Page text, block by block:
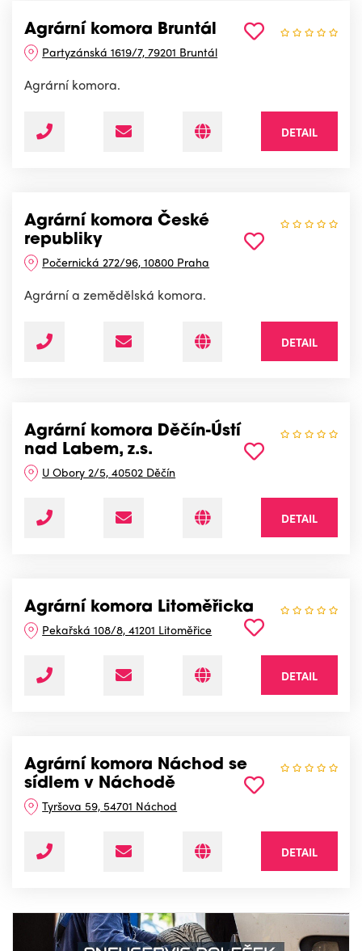
Agrární komora Bruntál
Partyzánská 1619/7, 79201 Bruntál
Agrární komora.
DETAIL
Agrární komora České
republiky
Počernická 272/96, 10800 Praha
Agrární a zemědělská komora.
DETAIL
Agrární komora Děčín-Ústí
nad Labem, z.s.
U Obory 2/5, 40502 Děčín
DETAIL
Agrární komora Litoměřicka
Pekařská 108/8, 41201 Litoměřice
DETAIL
Agrární komora Náchod se
sídlem v Náchodě
Tyršova 59, 54701 Náchod
DETAIL